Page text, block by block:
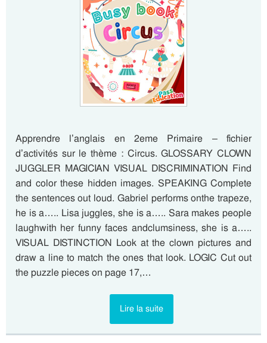
Apprendre l’anglais en 2eme Primaire – fichier
d’activités sur le thème : Circus. GLOSSARY CLOWN
JUGGLER MAGICIAN VISUAL DISCRIMINATION Find
and color these hidden images. SPEAKING Complete
the sentences out loud. Gabriel performs onthe trapeze,
he is a….. Lisa juggles, she is a….. Sara makes people
laughwith her funny faces andclumsiness, she is a…..
VISUAL DISTINCTION Look at the clown pictures and
draw a line to match the ones that look. LOGIC Cut out
the puzzle pieces on page 17,…
Lire la suite